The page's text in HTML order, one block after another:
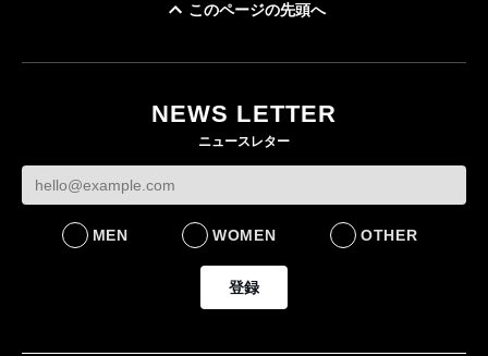
このページの先頭へ
NEWS LETTER
ニュースレター
MEN WOMEN OTHER
登録